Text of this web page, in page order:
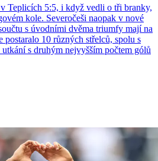
Teplicích 5:5, i když vedli o tři branky,
kole. Severočeši naopak v nové
s úvodními dvěma triumfy mají na
postaralo 10 různých střelců, spolu s
s druhým nejvyšším počtem gólů